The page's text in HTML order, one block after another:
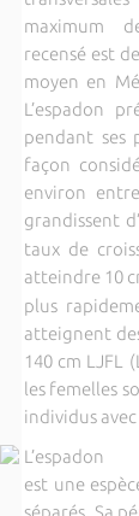
maximum
recensé est
moyen en
L’espadon
pendant ses
façon
environ
grandissent
taux de
atteindre 10
plus
atteignent
140 cm LJFL
les femelles
individus
L’espadon
est une
séparés. Sa